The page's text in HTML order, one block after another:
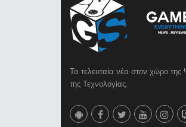
Τα τελευταία νέα στον χώρο της
της Τεχνολογίας.